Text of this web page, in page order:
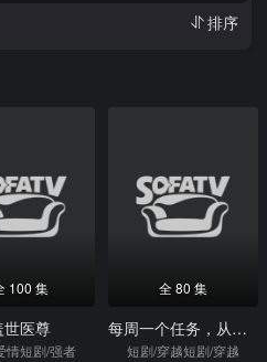
排序
100 集
世医尊
情短剧/强者
全 80 集
每周一个任务，从闪婚女神开始
短剧/穿越短剧/穿越